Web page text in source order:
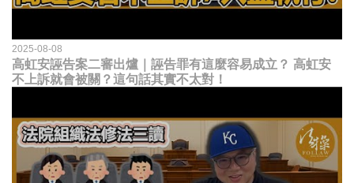
2025-08-08
高虹安誣告案二審出爐｜誣告罪有這麼容易成立？ 高虹安
不上訴就會被關？這句話其實不太對！